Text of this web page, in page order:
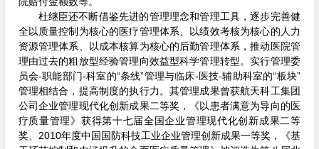
杜继臣还不断借鉴先进的管理理念和管理工具，逐步完善健
全以质量控制为核心的医疗管理体系、以绩效考核为核心的人力
资源管理体系、以成本核算为核心的后勤管理体系，推动医院管
理由过去的粗放型经验管理向效益型科学管理转型。实行管理委
员会-职能部门-科室的“条线”管理与临床-医技-辅助科室的“板块”
管理相结合，提高制度的执行力。其管理成果曾获航天科工集团
公司企业管理现代化创新成果二等奖，《以患者满意为导向的医
疗质量管理》获得第十七届全国企业管理现代化创新成果二等
奖、2010年度中国国防科技工业企业管理创新成果一等奖，《基